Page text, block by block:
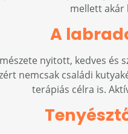
mellett akár
A
nyitott, kedves és
nemcsak családi
terápiás célra is.